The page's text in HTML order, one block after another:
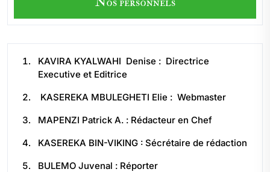
KAVIRA KYALWAHI Denise : Directrice
Executive et Editrice
KASEREKA MBULEGHETI Elie : Webmaster
MAPENZI Patrick A. : Rédacteur en Chef
KASEREKA BIN-VIKING : Sécrétaire de rédaction
BULEMO Juvenal : Réporter